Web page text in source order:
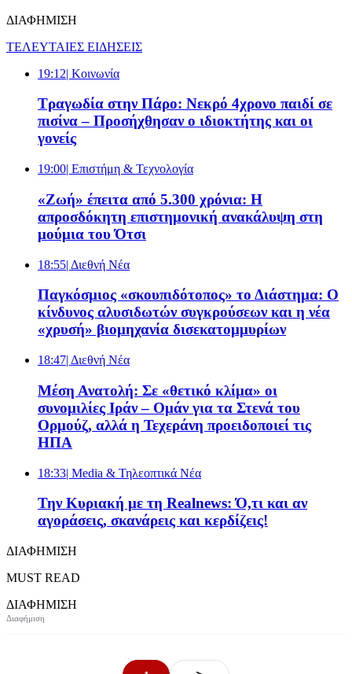
ΔΙΑΦΗΜΙΣΗ
ΤΕΛΕΥΤΑΙΕΣ ΕΙΔΗΣΕΙΣ
19:12| Κοινωνία
Τραγωδία στην Πάρο: Νεκρό 4χρονο παιδί σε
πισίνα – Προσήχθησαν ο ιδιοκτήτης και οι
γονείς
19:00| Επιστήμη & Τεχνολογία
«Ζωή» έπειτα από 5.300 χρόνια: Η
απροσδόκητη επιστημονική ανακάλυψη στη
μούμια του Ότσι
18:55| Διεθνή Νέα
Παγκόσμιος «σκουπιδότοπος» το Διάστημα: Ο
κίνδυνος αλυσιδωτών συγκρούσεων και η νέα
«χρυσή» βιομηχανία δισεκατομμυρίων
18:47| Διεθνή Νέα
Μέση Ανατολή: Σε «θετικό κλίμα» οι
συνομιλίες Ιράν – Ομάν για τα Στενά του
Ορμούζ, αλλά η Τεχεράνη προειδοποιεί τις
ΗΠΑ
18:33| Media & Τηλεοπτικά Νέα
Την Κυριακή με τη Realnews: Ό,τι και αν
αγοράσεις, σκανάρεις και κερδίζεις!
ΔΙΑΦΗΜΙΣΗ
MUST READ
ΔΙΑΦΗΜΙΣΗ